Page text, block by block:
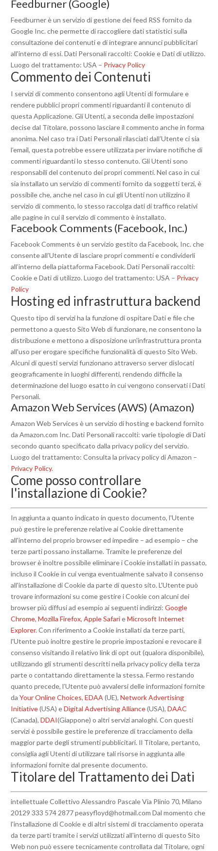
Feedburner (Google)
Feedburner è un servizio di gestione dei feed RSS fornito da
Google Inc. che permette di raccogliere dati statistici sulla
consultazione dei contenuti e di integrare annunci pubblicitari
all'interno di essi. Dati Personali raccolti: Cookie e Dati di utilizzo.
Luogo del trattamento: USA – Privacy Policy
Commento dei Contenuti
I servizi di commento consentono agli Utenti di formulare e
rendere pubblici propri commenti riguardanti il contenuto di
questa Applicazione. Gli Utenti, a seconda delle impostazioni
decise dal Titolare, possono lasciare il commento anche in forma
anonima. Nel caso tra i Dati Personali rilasciati dall’Utente ci sia
l’email, questa potrebbe essere utilizzata per inviare notifiche di
commenti riguardanti lo stesso contenuto. Gli Utenti sono
responsabili del contenuto dei propri commenti. Nel caso in cui
sia installato un servizio di commenti fornito da soggetti terzi, è
possibile che, anche nel caso in cui gli Utenti non utilizzino il
servizio di commento, lo stesso raccolga dati di traffico relativi
alle pagine in cui il servizio di commento è installato.
Facebook Comments (Facebook, Inc.)
Facebook Comments è un servizio gestito da Facebook, Inc. che
consente all’Utente di lasciare propri commenti e condividerli
all’interno della piattaforma Facebook. Dati Personali raccolti:
Cookie e Dati di utilizzo. Luogo del trattamento: USA – Privacy
Policy
Hosting ed infrastruttura backend
Questo tipo di servizi ha la funzione di ospitare Dati e file che
permettono a questo Sito Web di funzionare, ne consentono la
distribuzione e mettono a disposizione un'infrastruttura pronta
all'uso per erogare specifiche funzionalità di questo Sito Web.
Alcuni di questi servizi funzionano attraverso server dislocati
geograficamente in luoghi differenti, rendendo difficile la
determinazione del luogo esatto in cui vengono conservati i Dati
Personali.
Amazon Web Services (AWS) (Amazon)
Amazon Web Services è un servizio di hosting e backend fornito
da Amazon.com Inc. Dati Personali raccolti: varie tipologie di Dati
secondo quanto specificato dalla privacy policy del servizio.
Luogo del trattamento: Consulta la privacy policy di Amazon –
Privacy Policy.
Come posso controllare
l'installazione di Cookie?
In aggiunta a quanto indicato in questo documento, l'Utente
può gestire le preferenze relative ai Cookie direttamente
all'interno del proprio browser ed impedire – ad esempio – che
terze parti possano installarne. Tramite le preferenze del
browser è inoltre possibile eliminare i Cookie installati in passato,
incluso il Cookie in cui venga eventualmente salvato il consenso
all'installazione di Cookie da parte di questo sito. L'Utente può
trovare informazioni su come gestire i Cookie con alcuni dei
browser più diffusi ad esempio ai seguenti indirizzi:Google
Chrome,Mozilla Firefox,Apple SafarieMicrosoft Internet
Explorer. Con riferimento a Cookie installati da terze parti,
l'Utente può inoltre gestire le proprie impostazioni e revocare il
consenso visitando il relativo link di opt out (qualora disponibile),
utilizzando gli strumenti descritti nella privacy policy della terza
parte o contattando direttamente la stessa. Fermo restando
quanto precede, l’Utente può avvalersi delle informazioni fornite
daYour Online Choices,EDAA (UE),Network Advertising
Initiative(USA) eDigital Advertising Alliance(USA),DAAC
(Canada),DDAI(Giappone) o altri servizi analoghi. Con questi
servizi è possibile gestire le preferenze di tracciamento della
maggior parte degli strumenti pubblicitari. Il Titolare, pertanto,
consiglia agli Utenti di utilizzare tali risorse in aggiunta alle
informazioni fornite dal presente documento.
Titolare del Trattamento dei Dati
intellettuale Collettivo Alessandro Pascale Via Plinio 70, Milano
20129 333 574 2877 peasyfloyd@hotmail.com Dal momento che
l'installazione di Cookie e di altri sistemi di tracciamento operata
da terze parti tramite i servizi utilizzati all'interno di questo Sito
Web non può essere tecnicamente controllata dal Titolare, ogni